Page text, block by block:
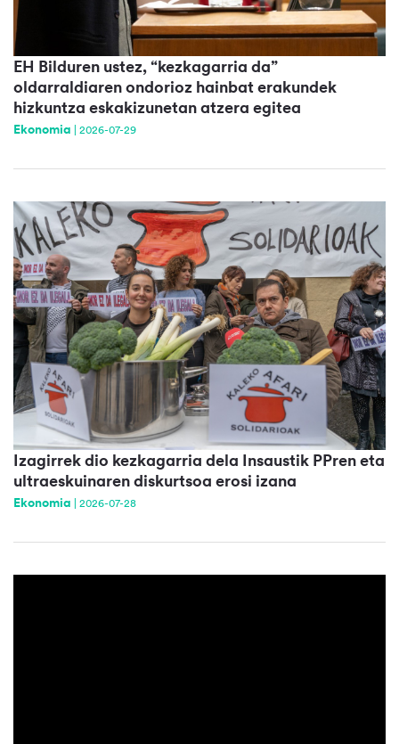
EH Bilduren ustez, “kezkagarria da”
oldarraldiaren ondorioz hainbat erakundek
hizkuntza eskakizunetan atzera egitea
Ekonomia 2026-07-29
Izagirrek dio kezkagarria dela Insaustik PPren eta
ultraeskuinaren diskurtsoa erosi izana
Ekonomia 2026-07-28